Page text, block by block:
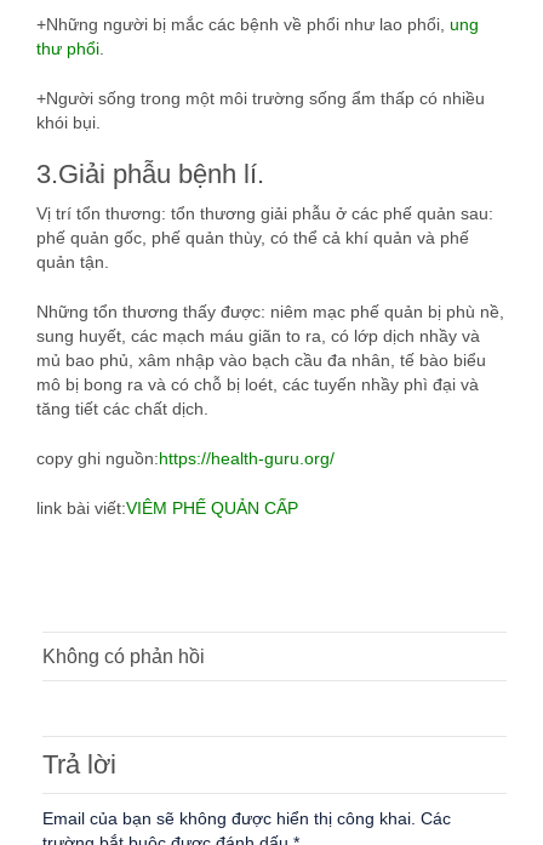
+Những người bị mắc các bệnh về phổi như lao phổi, ung
thư phổi
+Người sống trong một môi trường sống ẩm thấp có nhiều
khói bụi.
3.Giải phẫu bệnh lí.
Vị trí tổn thương: tổn thương giải phẫu ở các phế quản sau:
phế quản gốc, phế quản thùy, có thể cả khí quản và phế
quản tận.
Những tổn thương thấy được: niêm mạc phế quản bị phù nề,
sung huyết, các mạch máu giãn to ra, có lớp dịch nhầy và
mủ bao phủ, xâm nhập vào bạch cầu đa nhân, tế bào biểu
mô bị bong ra và có chỗ bị loét, các tuyến nhầy phì đại và
tăng tiết các chất dịch.
copy ghi nguồn:https://health-guru.org/
link bài viết:VIÊM PHẾ QUẢN CẤP
Không có phản hồi
Trả lời
Email của bạn sẽ không được hiển thị công khai. Các